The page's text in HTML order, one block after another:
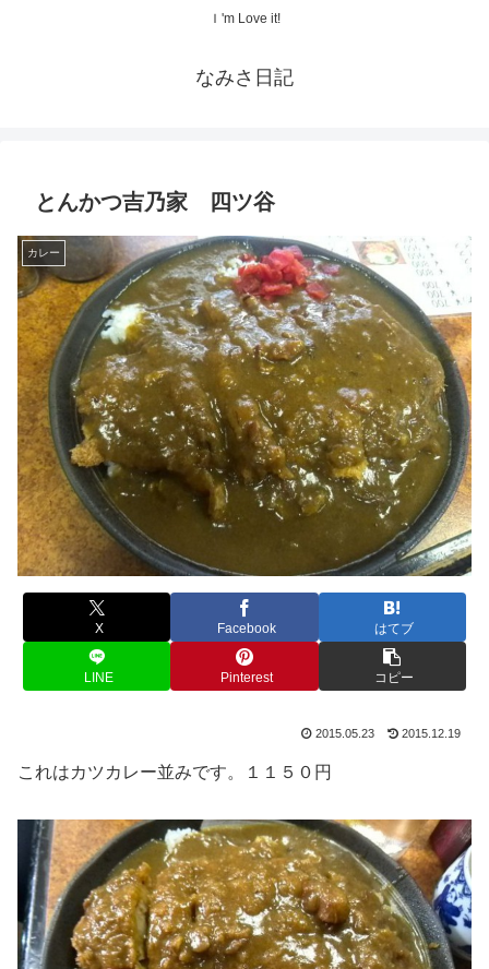
Ｉ'm Love it!
なみさ日記
とんかつ吉乃家 四ツ谷
カレー
X Facebook はてブ
LINE Pinterest コピー
2015.05.23 2015.12.19
これはカツカレー並みです。１１５０円